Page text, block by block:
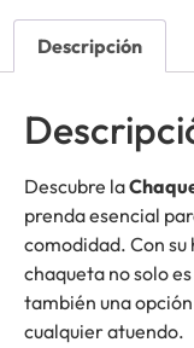
Descripción
Descubre la
prenda esencial
comodidad. Con
chaqueta no solo
también una
cualquier atuendo.